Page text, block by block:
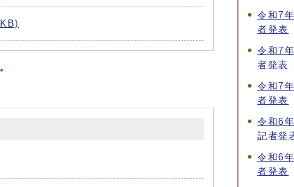
令和7
者発表
令和7
者発表
令和7
者発表
令和6
記者発
令和6
者発表